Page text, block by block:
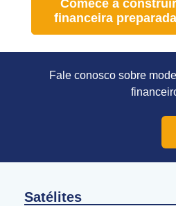
Comece a
financeira
Fale conosco sobre
Satélites